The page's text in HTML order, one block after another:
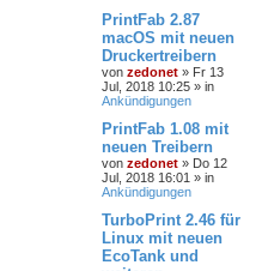
PrintFab 2.87
macOS mit neuen
Druckertreibern
von zedonet » Fr 13
Jul, 2018 10:25 » in
Ankündigungen
PrintFab 1.08 mit
neuen Treibern
von zedonet » Do 12
Jul, 2018 16:01 » in
Ankündigungen
TurboPrint 2.46 für
Linux mit neuen
EcoTank und